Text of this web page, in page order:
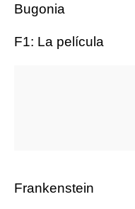
Bugonia
F1: La película
Frankenstein